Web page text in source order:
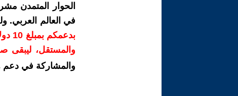
الحوار المتمدن
في العالم العربي.
والمستقل، ليبقى
والمشاركة في دعم